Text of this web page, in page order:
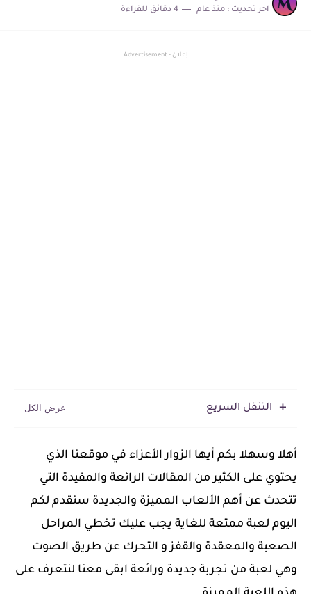
اخر تحديث : منذ عام 4 دقائق للقراءة
إعلان - Advertisement
التنقل السريع
‏أهلا وسهلا بكم أيها الزوار الأعزاء في موقعنا الذي
يحتوي على الكثير من المقالات الرائعة والمفيدة التي
تتحدث عن أهم الألعاب المميزة والجديدة سنقدم لكم
اليوم لعبة ممتعة للغاية يجب عليك تخطي المراحل
الصعبة والمعقدة والقفز و التحرك عن طريق الصوت
وهي لعبة من تجربة جديدة ورائعة ابقى معنا لنتعرف على